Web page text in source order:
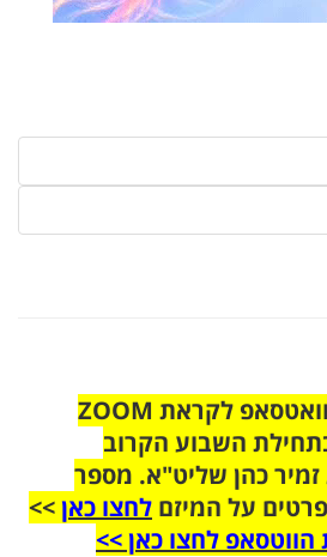
הצטרפו לקבוצת הוואטסאפ לקראת ZOOM
השבוע הקרוב
כהן שליט"א. מספר
על המיזם לחצו כאן>>
לחצו כאן >>